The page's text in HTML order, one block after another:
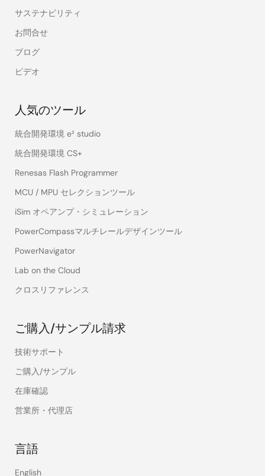
サステナビリティ
お問合せ
ブログ
ビデオ
人気のツール
統合開発環境 e² studio
統合開発環境 CS+
Renesas Flash Programmer
MCU / MPU セレクションツール
iSim オペアンプ・シミュレーション
PowerCompassマルチレールデザインツール
PowerNavigator
Lab on the Cloud
クロスリファレンス
ご購入/サンプル請求
技術サポート
ご購入/サンプル
在庫確認
営業所・代理店
言語
English